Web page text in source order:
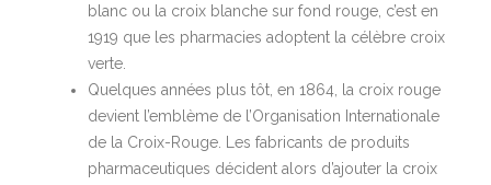
blanc ou la croix blanche sur fond rouge, c’est en
1919 que les pharmacies adoptent la célèbre croix
verte.
Quelques années plus tôt, en 1864, la croix rouge
devient l’emblème de l’Organisation Internationale
de la Croix-Rouge. Les fabricants de produits
pharmaceutiques décident alors d’ajouter la croix